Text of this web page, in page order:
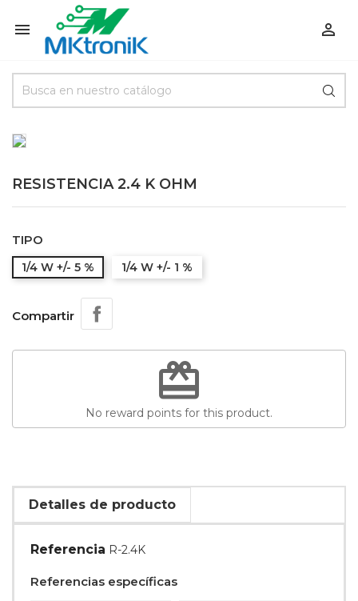
 
RESISTENCIA 2.4 K OHM
TIPO
1/4 W +/- 5 % 1/4 W +/- 1 %
Compartir
redeem
No reward points for this product.
Detalles de producto
Referencia R-2.4K
Referencias específicas